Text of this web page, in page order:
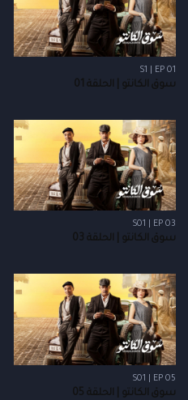
S1 | EP 01
سوق الكانتو | الحلقة 01
S01 | EP 03
سوق الكانتو | الحلقة 03
S01 | EP 05
سوق الكانتو | الحلقة 05